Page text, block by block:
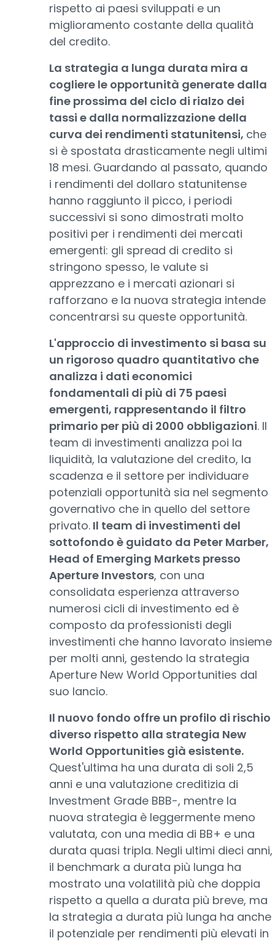
rispetto ai paesi sviluppati e un
miglioramento costante della qualità
del credito.
La strategia a lunga durata mira a
cogliere le opportunità generate dalla
fine prossima del ciclo di rialzo dei
tassi e dalla normalizzazione della
curva dei rendimenti statunitensi, che
si è spostata drasticamente negli ultimi
18 mesi. Guardando al passato, quando
i rendimenti del dollaro statunitense
hanno raggiunto il picco, i periodi
successivi si sono dimostrati molto
positivi per i rendimenti dei mercati
emergenti: gli spread di credito si
stringono spesso, le valute si
apprezzano e i mercati azionari si
rafforzano e la nuova strategia intende
concentrarsi su queste opportunità.
L'approccio di investimento si basa su
un rigoroso quadro quantitativo che
analizza i dati economici
fondamentali di più di 75 paesi
emergenti, rappresentando il filtro
primario per più di 2000 obbligazioni. Il
team di investimenti analizza poi la
liquidità, la valutazione del credito, la
scadenza e il settore per individuare
potenziali opportunità sia nel segmento
governativo che in quello del settore
privato. Il team di investimenti del
sottofondo è guidato da Peter Marber,
Head of Emerging Markets presso
Aperture Investors, con una
consolidata esperienza attraverso
numerosi cicli di investimento ed è
composto da professionisti degli
investimenti che hanno lavorato insieme
per molti anni, gestendo la strategia
Aperture New World Opportunities dal
suo lancio.
Il nuovo fondo offre un profilo di rischio
diverso rispetto alla strategia New
World Opportunities già esistente.
Quest'ultima ha una durata di soli 2,5
anni e una valutazione creditizia di
Investment Grade BBB-, mentre la
nuova strategia è leggermente meno
valutata, con una media di BB+ e una
durata quasi tripla. Negli ultimi dieci anni,
il benchmark a durata più lunga ha
mostrato una volatilità più che doppia
rispetto a quella a durata più breve, ma
la strategia a durata più lunga ha anche
il potenziale per rendimenti più elevati in